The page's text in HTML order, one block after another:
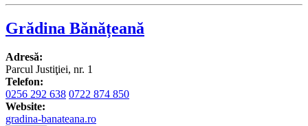
Grădina Bănățeană
Adresă:
Parcul Justiţiei, nr. 1
Telefon:
0256 292 638 0722 874 850
Website:
gradina-banateana.ro